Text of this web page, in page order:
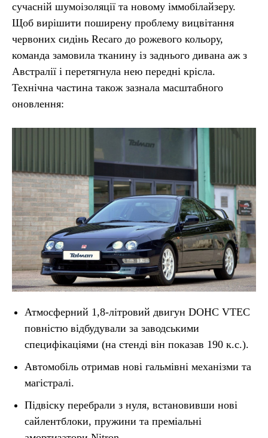
сучасній шумоізоляції та новому іммобілайзеру.
Щоб вирішити поширену проблему вицвітання
червоних сидінь Recaro до рожевого кольору,
команда замовила тканину із заднього дивана аж з
Австралії і перетягнула нею передні крісла.
Технічна частина також зазнала масштабного
оновлення:
Атмосферний 1,8-літровий двигун DOHC VTEC
повністю відбудували за заводськими
специфікаціями (на стенді він показав 190 к.с.).
Автомобіль отримав нові гальмівні механізми та
магістралі.
Підвіску перебрали з нуля, встановивши нові
сайлентблоки, пружини та преміальні